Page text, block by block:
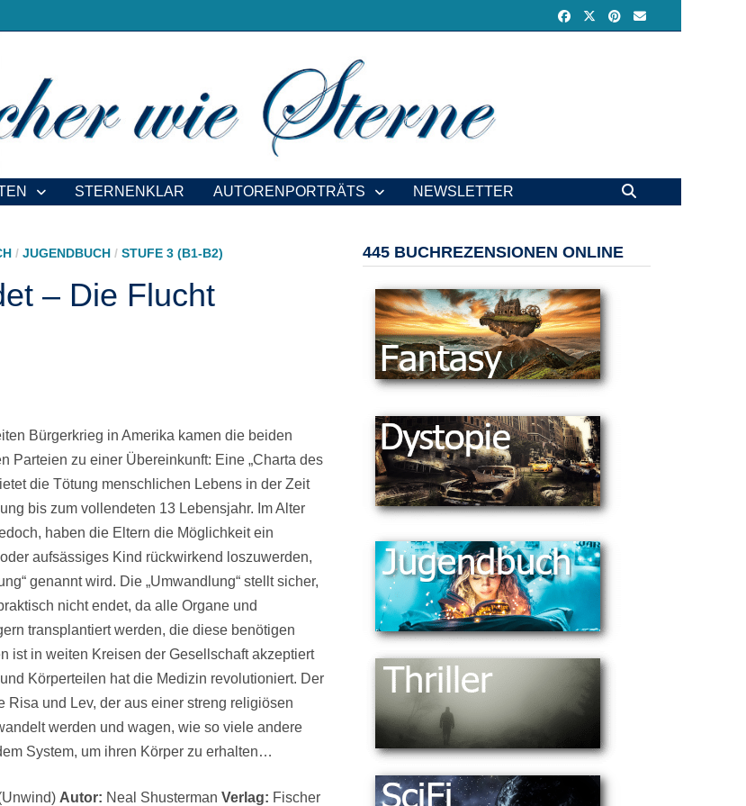
STERNENKLAR AUTORENPORTRÄTS NEWSLETTER
/JUGENDBUCH /STUFE 3 (B1-B2)
– Die Flucht
Bürgerkrieg in Amerika kamen die beiden
Parteien zu einer Übereinkunft: Eine „Charta des
die Tötung menschlichen Lebens in der Zeit
bis zum vollendeten 13 Lebensjahr. Im Alter
haben die Eltern die Möglichkeit ein
aufsässiges Kind rückwirkend loszuwerden,
genannt wird. Die „Umwandlung“ stellt sicher,
nicht endet, da alle Organe und
transplantiert werden, die diese benötigen
ist in weiten Kreisen der Gesellschaft akzeptiert
Körperteilen hat die Medizin revolutioniert. Der
Risa und Lev, der aus einer streng religiösen
werden und wagen, wie so viele andere
System, um ihren Körper zu erhalten…
Autor: Neal ShustermanVerlag: Fischer
445 BUCHREZENSIONEN ONLINE